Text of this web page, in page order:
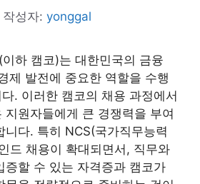
작성자: yonggal
하 캠코)는 대한민국의 금융
제 발전에 중요한 역할을 수행
. 이러한 캠코의 채용 과정에서
지원자들에게 큰 경쟁력을 부여
니다. 특히 NCS(국가직무능력
드 채용이 확대되면서, 직무와
증할 수 있는 자격증과 캠코가